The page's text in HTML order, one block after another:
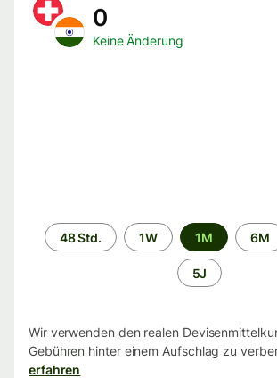
0
Keine Änderung
Zeitraum
48 Std. 1W 1M 6M
5J
Wir verwenden den realen
Gebühren hinter einem Aufschlag zu
erfahren